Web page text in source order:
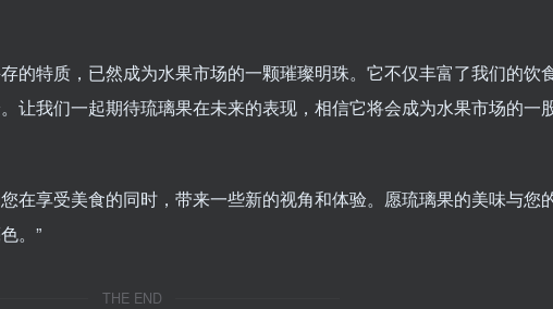
的特质，已然成为水果市场的一颗璀璨明珠。它不仅丰富了我们的饮
让我们一起期待琉璃果在未来的表现，相信它将会成为水果市场的一
在享受美食的同时，带来一些新的视角和体验。愿琉璃果的美味与您
。”
THE END